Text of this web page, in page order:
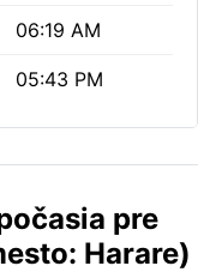
06:19 AM
05:43 PM
pre
Harare)